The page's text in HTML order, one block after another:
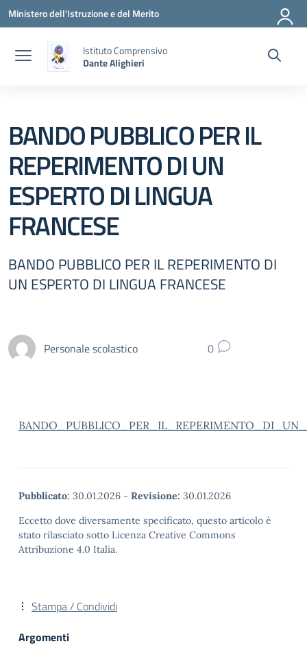
Vai ai contenuti
Vai al menu di navigazione
Vai al footer
Ministero dell'Istruzione e del Merito
Istituto Comprensivo
Dante Alighieri
BANDO PUBBLICO PER IL
REPERIMENTO DI UN
ESPERTO DI LINGUA
FRANCESE
BANDO PUBBLICO PER IL REPERIMENTO DI
UN ESPERTO DI LINGUA FRANCESE
Personale scolastico 0
Pubblicato: 30.01.2026 - Revisione: 30.01.2026
Eccetto dove diversamente specificato, questo articolo è
stato rilasciato sotto Licenza Creative Commons
Attribuzione 4.0 Italia.
Stampa / Condividi
Argomenti